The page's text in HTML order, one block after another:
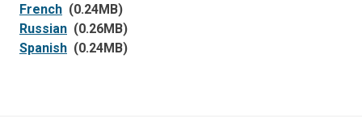
French (0.24MB)
Russian (0.26MB)
Spanish (0.24MB)